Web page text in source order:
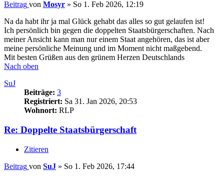
Beitrag von Mosyr » So 1. Feb 2026, 12:19
Na da habt ihr ja mal Glück gehabt das alles so gut gelaufen ist!
Ich persönlich bin gegen die doppelten Staatsbürgerschaften. Nach
meiner Ansicht kann man nur einem Staat angehören, das ist aber
meine persönliche Meinung und im Moment nicht maßgebend.
Mit besten Grüßen aus den grünem Herzen Deutschlands
Nach oben
SuJ
Beiträge: 3
Registriert: Sa 31. Jan 2026, 20:53
Wohnort: RLP
Re: Doppelte Staatsbürgerschaft
Zitieren
Beitrag von SuJ » So 1. Feb 2026, 17:44